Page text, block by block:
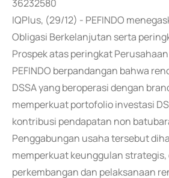
36232580
IQPlus, (29/12) - PEFINDO
Obligasi Berkelanjutan serta
Prospek atas peringkat
PEFINDO berpandangan bahwa
DSSA yang beroperasi dengan
memperkuat portofolio investasi
kontribusi pendapatan non
Penggabungan usaha tersebut
memperkuat keunggulan strategis,
perkembangan dan pelaksanaan